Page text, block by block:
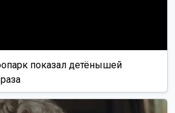
показал детёнышей